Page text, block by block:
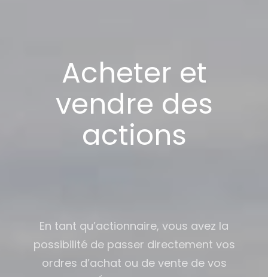
Acheter et
vendre des
actions
En tant qu’actionnaire, vous avez la
possibilité de passer directement vos
ordres d’achat ou de vente de vos